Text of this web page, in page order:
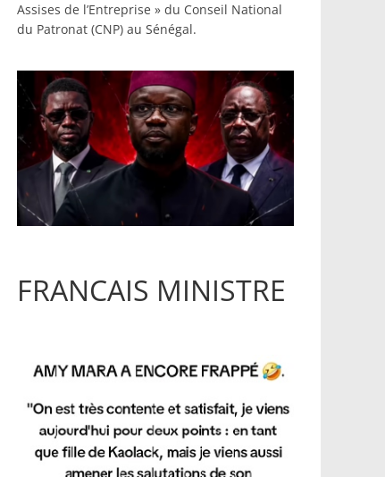
Assises de l’Entreprise » du Conseil National
du Patronat (CNP) au Sénégal.
FRANCAIS MINISTRE